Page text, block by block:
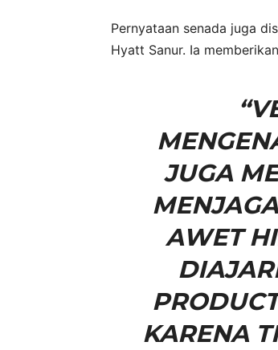
Pernyataan senada juga
Hyatt Sanur. Ia
JUGA
AWET
KARENA